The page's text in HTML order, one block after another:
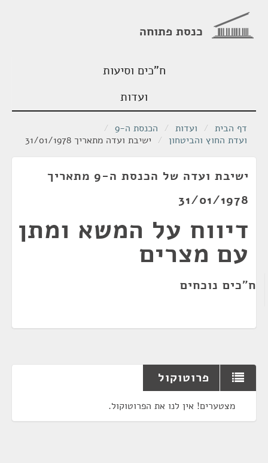
כנסת פתוחה
ח"כים וסיעות
ועדות
דף הבית / ועדות / הכנסת ה-9
/
ועדת החוץ והביטחון / ישיבת ועדה מתאריך 31/01/1978
ישיבת ועדה של הכנסת ה-9 מתאריך
31/01/1978
דיווח על המשא ומתן
עם מצרים
ח"כים נוכחים
פרוטוקול
מצטערים! אין לנו את הפרוטוקול.